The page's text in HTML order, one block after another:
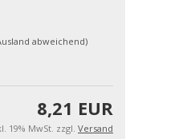
abweichend)
8,21 EUR
19% MwSt. zzgl. Versand